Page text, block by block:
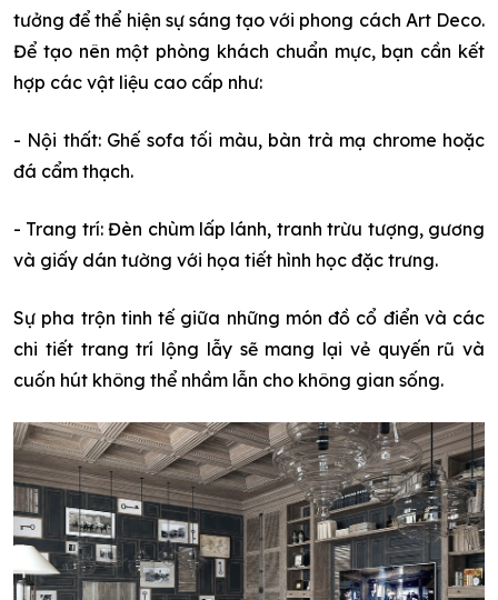
tưởng để thể hiện sự sáng tạo với phong cách Art Deco.
Để tạo nên một phòng khách chuẩn mực, bạn cần kết
hợp các vật liệu cao cấp như:
- Nội thất: Ghế sofa tối màu, bàn trà mạ chrome hoặc
đá cẩm thạch.
- Trang trí: Đèn chùm lấp lánh, tranh trừu tượng, gương
và giấy dán tường với họa tiết hình học đặc trưng.
Sự pha trộn tinh tế giữa những món đồ cổ điển và các
chi tiết trang trí lộng lẫy sẽ mang lại vẻ quyến rũ và
cuốn hút không thể nhầm lẫn cho không gian sống.